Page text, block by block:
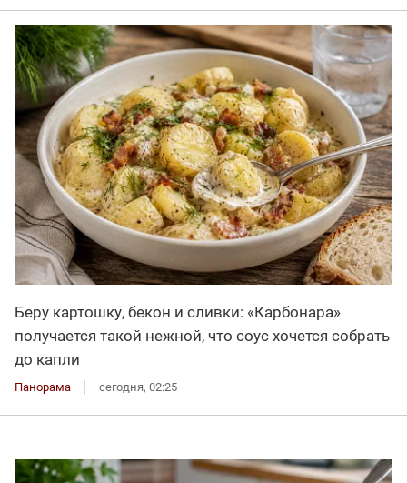
Беру картошку, бекон и сливки: «Карбонара»
получается такой нежной, что соус хочется собрать
до капли
Панорама сегодня, 02:25